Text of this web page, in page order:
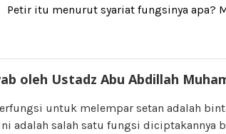
Petir itu menurut syariat fungsinya apa?
oleh Ustadz Abu Abdillah
untuk melempar setan adalah
adalah salah satu fungsi